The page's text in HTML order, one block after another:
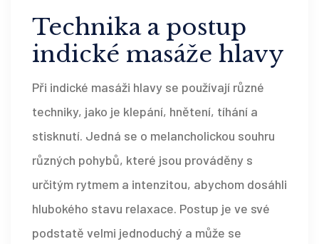
Technika a postup
indické masáže hlavy
Při indické masáži hlavy se používají různé
techniky, jako je klepání, hnětení, tíhání a
stisknutí. Jedná se o melancholickou souhru
různých pohybů, které jsou prováděny s
určitým rytmem a intenzitou, abychom dosáhli
hlubokého stavu relaxace. Postup je ve své
podstatě velmi jednoduchý a může se